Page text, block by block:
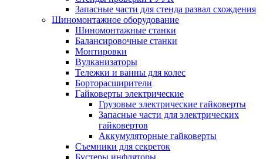
Запасные части для стенда развал схождения
Шиномонтажное оборудование
Шиномонтажные станки
Балансировочные станки
Монтировки
Вулканизаторы
Тележки и ванны для колес
Борторасширители
Гайковерты электрические
Грузовые электрические гайковерты
Запасные части для электрических
гайковертов
Аккумуляторные гайковерты
Съемники для секреток
Бустеры инфляторы